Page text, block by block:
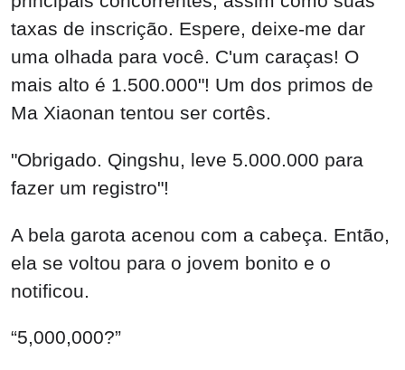
"Obrigado. Qingshu, leve 5.000.000 para
fazer um registro"!
A bela garota acenou com a cabeça. Então,
ela se voltou para o jovem bonito e o
notificou.
“5,000,000?”